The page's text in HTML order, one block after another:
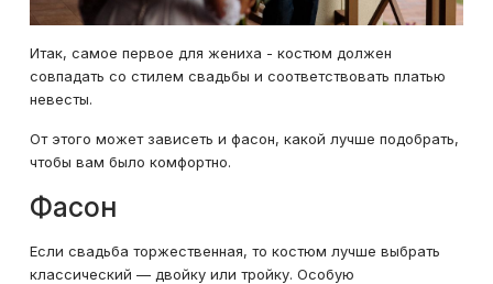
Итак, самое первое для жениха - костюм должен
совпадать со стилем свадьбы и соответствовать платью
невесты.
От этого может зависеть и фасон, какой лучше подобрать,
чтобы вам было комфортно.
Фасон
Если свадьба торжественная, то костюм лучше выбрать
классический — двойку или тройку. Особую